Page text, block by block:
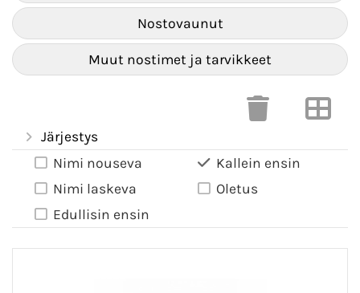
Nostovaunut
Muut nostimet ja tarvikkeet
Järjestys
Nimi nouseva
Nimi laskeva
Edullisin ensin
Kallein ensin
Oletus